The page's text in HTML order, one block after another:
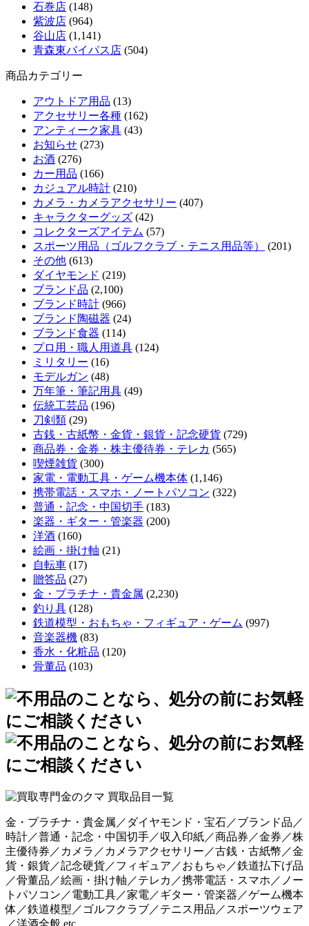
石巻店 (148)
紫波店 (964)
谷山店 (1,141)
青森東バイパス店 (504)
商品カテゴリー
アウトドア用品 (13)
アクセサリー各種 (162)
アンティーク家具 (43)
お知らせ (273)
お酒 (276)
カー用品 (166)
カジュアル時計 (210)
カメラ・カメラアクセサリー (407)
キャラクターグッズ (42)
コレクターズアイテム (57)
スポーツ用品（ゴルフクラブ・テニス用品等）
(201)
その他 (613)
ダイヤモンド (219)
ブランド品 (2,100)
ブランド時計 (966)
ブランド陶磁器 (24)
ブランド食器 (114)
プロ用・職人用道具 (124)
ミリタリー (16)
モデルガン (48)
万年筆・筆記用具 (49)
伝統工芸品 (196)
刀剣類 (29)
古銭・古紙幣・金貨・銀貨・記念硬貨 (729)
商品券・金券・株主優待券・テレカ (565)
喫煙雑貨 (300)
家電・電動工具・ゲーム機本体 (1,146)
携帯電話・スマホ・ノートパソコン (322)
普通・記念・中国切手 (183)
楽器・ギター・管楽器 (200)
洋酒 (160)
絵画・掛け軸 (21)
自転車 (17)
贈答品 (27)
金・プラチナ・貴金属 (2,230)
釣り具 (128)
鉄道模型・おもちゃ・フィギュア・ゲーム (997)
音楽器機 (83)
香水・化粧品 (120)
骨董品 (103)
金・プラチナ・貴金属／ダイヤモンド・宝石／ブランド品／
時計／普通・記念・中国切手／収入印紙／商品券／金券／株
主優待券／カメラ／カメラアクセサリー／古銭・古紙幣／金
貨・銀貨／記念硬貨／フィギュア／おもちゃ／鉄道払下げ品
／骨董品／絵画・掛け軸／テレカ／携帯電話・スマホ／ノー
トパソコン／電動工具／家電／ギター・管楽器／ゲーム機本
体／鉄道模型／ゴルフクラブ／テニス用品／スポーツウェア
／洋酒全般 etc